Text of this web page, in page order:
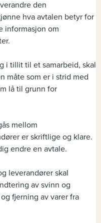
den
hva avtalen betyr for
informasjon om
i tillit til et samarbeid, skal
måte som er i strid med
lå til grunn for
mellom
er skriftlige og klare.
endre en avtale.
leverandører skal
av svinn og
fjerning av varer fra